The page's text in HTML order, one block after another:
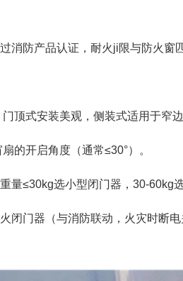
防产品认证，耐火ji限与防火窗匹
式安装美观，侧装式适用于窄边
开启角度（通常≤30°）。
≤30kg选小型闭门器，30-60kg
门器（与消防联动，火灾时断电